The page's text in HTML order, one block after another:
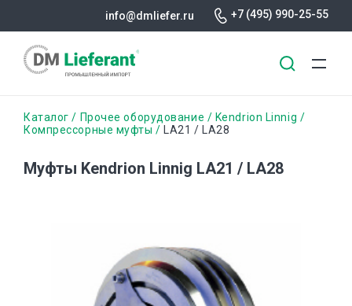
содержанию
info@dmliefer.ru +7 (495) 990-25-55
Строка
Каталог Прочее оборудование
Kendrion Linnig
Компрессорные муфты
LA21 / LA28
Муфты Kendrion Linnig LA21 / LA28